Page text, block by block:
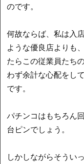
のです。
何故ならば、私は入
ような優良店よりも
たらこの従業員たち
わず余計な心配をし
です。
パチンコはもちろん
台ピンでしょう。
しかしながらそうい